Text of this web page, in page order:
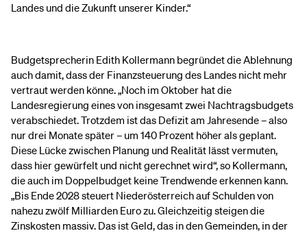
Landes und die Zukunft unserer Kinder.“
Budgetsprecherin Edith Kollermann begründet die Ablehnung
auch damit, dass der Finanzsteuerung des Landes nicht mehr
vertraut werden könne. „Noch im Oktober hat die
Landesregierung eines von insgesamt zwei Nachtragsbudgets
verabschiedet. Trotzdem ist das Defizit am Jahresende – also
nur drei Monate später – um 140 Prozent höher als geplant.
Diese Lücke zwischen Planung und Realität lässt vermuten,
dass hier gewürfelt und nicht gerechnet wird“, so Kollermann,
die auch im Doppelbudget keine Trendwende erkennen kann.
„Bis Ende 2028 steuert Niederösterreich auf Schulden von
nahezu zwölf Milliarden Euro zu. Gleichzeitig steigen die
Zinskosten massiv. Das ist Geld, das in den Gemeinden, in der